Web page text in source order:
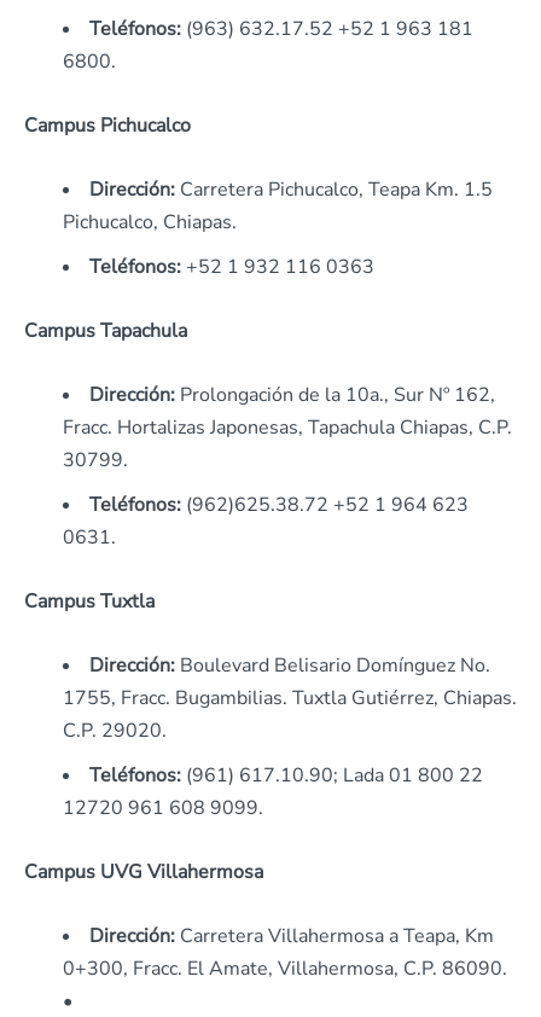
Teléfonos: (963) 632.17.52 +52 1 963 181
6800.
Campus Pichucalco
Dirección: Carretera Pichucalco, Teapa Km. 1.5
Pichucalco, Chiapas.
Teléfonos: +52 1 932 116 0363
Campus Tapachula
Dirección: Prolongación de la 10a., Sur Nº 162,
Fracc. Hortalizas Japonesas, Tapachula Chiapas, C.P.
30799.
Teléfonos: (962)625.38.72 +52 1 964 623
0631.
Campus Tuxtla
Dirección: Boulevard Belisario Domínguez No.
1755, Fracc. Bugambilias. Tuxtla Gutiérrez, Chiapas.
C.P. 29020.
Teléfonos: (961) 617.10.90; Lada 01 800 22
12720 961 608 9099.
Campus UVG Villahermosa
Dirección: Carretera Villahermosa a Teapa, Km
0+300, Fracc. El Amate, Villahermosa, C.P. 86090.
•